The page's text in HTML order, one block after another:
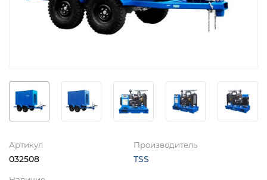
Артикул
032508
Производитель
TSS